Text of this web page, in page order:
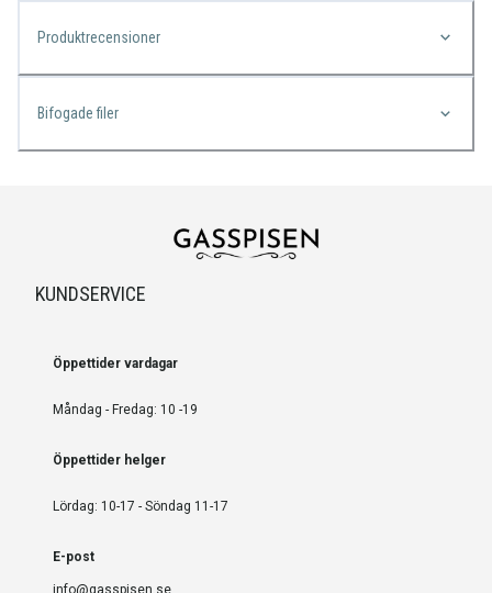
Produktrecensioner
Bifogade filer
KUNDSERVICE
Öppettider vardagar
Måndag - Fredag: 10 -19
Öppettider helger
Lördag: 10-17 - Söndag 11-17
E-post
info@gasspisen.se